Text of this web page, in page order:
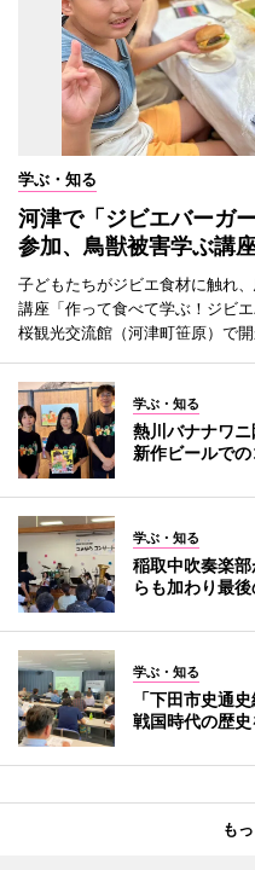
学ぶ・知る
河津で「ジビエバーガ
参加、鳥獣被害学ぶ講
子どもたちがジビエ食材に触れ
講座「作って食べて学ぶ！ジビ
桜観光交流館（河津町笹原）で開
学ぶ・知る
熱川バナナワ
新作ビールで
学ぶ・知る
稲取中吹奏楽
らも加わり最
学ぶ・知る
「下田市史通
戦国時代の歴
も